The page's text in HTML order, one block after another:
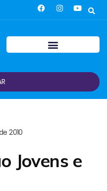
2010
Jovens e